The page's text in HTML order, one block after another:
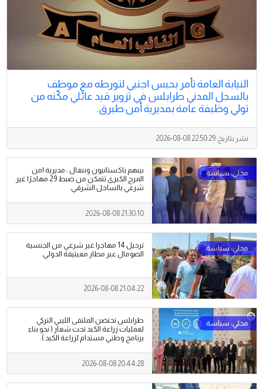
النيابة العامة تأمر بحبس اجنبي لتورطه مع موظف
بالسجل المدني طرابلس في تزوير قيد عائلي مكّنه من
تولي وظيفة عامة بمديرية أمن طبرق.
نشر بتاريخ:2026-08-08 22:50:29
بينهم باكستانيون وبنغال : مديرية امن
المرج الكبرى تتمكن من ضبط 29 مهاجرًا غير
شرعي بالساحل الشرقي.
2026-08-08 21:30:10
ترحيل 14 مهاجرا غير شرعي من الجنسية
الصومال عبر مطار معيتيقة الدولي.
2026-08-08 21:04:22
طرابلس تحتضن الملتقى الليبي التركي
لعمليات زراعة الكبد تحت شعار ( نحو بناء
برنامج وطني مستدام لزراعة الكبد ).
2026-08-08 20:44:28